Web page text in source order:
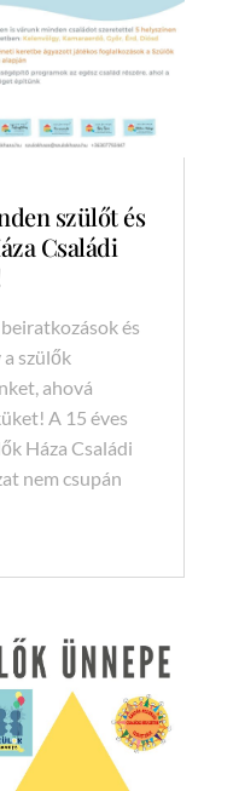
szülőt és
Családi
és
szülők
ahová
A 15 éves
Háza Családi
nem csupán